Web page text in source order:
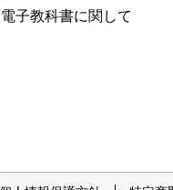
電子教科書に関して